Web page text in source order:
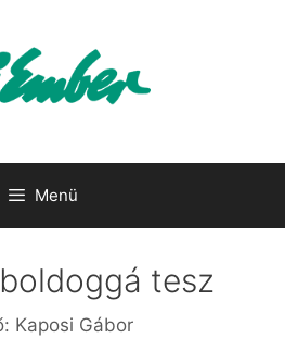
Menü
tesz
Kaposi Gábor